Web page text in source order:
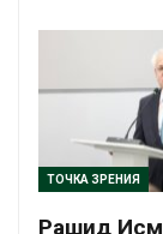
ТОЧКА ЗРЕНИЯ
Рашид